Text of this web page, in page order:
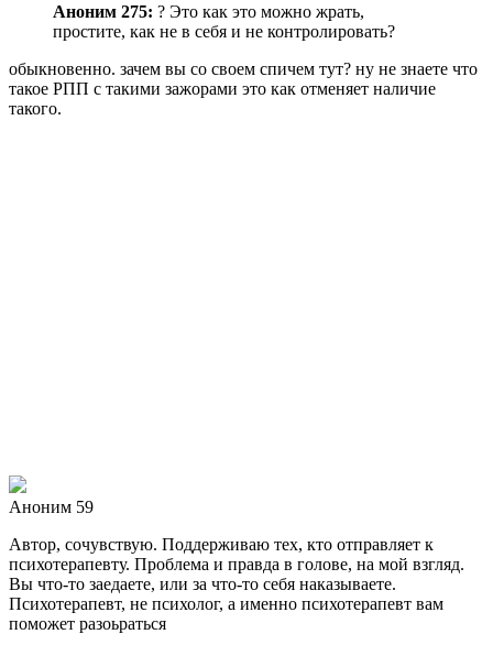
Аноним 275: ? Это как это можно жрать,
простите, как не в себя и не контролировать?
обыкновенно. зачем вы со своем спичем тут? ну не знаете что
такое РПП с такими зажорами это как отменяет наличие
такого.
Аноним 59
Автор, сочувствую. Поддерживаю тех, кто отправляет к
психотерапевту. Проблема и правда в голове, на мой взгляд.
Вы что-то заедаете, или за что-то себя наказываете.
Психотерапевт, не психолог, а именно психотерапевт вам
поможет разоьраться